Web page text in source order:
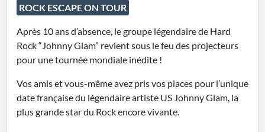
ROCK ESCAPE ON TOUR
Après 10 ans d’absence, le groupe légendaire de Hard
Rock “Johnny Glam” revient sous le feu des projecteurs
pour une tournée mondiale inédite !
Vos amis et vous-même avez pris vos places pour l’unique
date française du légendaire artiste US Johnny Glam, la
plus grande star du Rock encore vivante.